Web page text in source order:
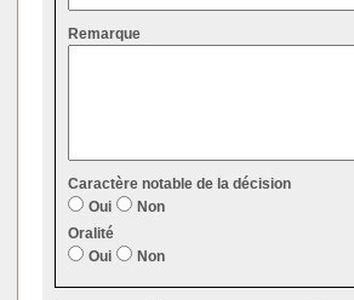
Remarque
Caractère notable de la décision
Oui
Non
Oralité
Oui
Non